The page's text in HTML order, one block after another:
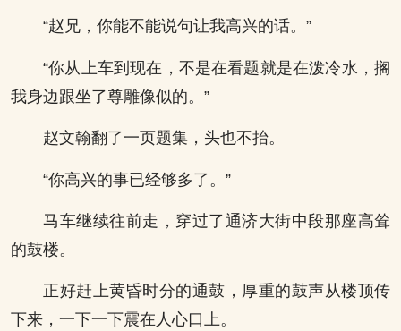
“赵兄，你能不能说句让我高兴的话。”
“你从上车到现在，不是在看题就是在泼冷水，搁
我身边跟坐了尊雕像似的。”
赵文翰翻了一页题集，头也不抬。
“你高兴的事已经够多了。”
马车继续往前走，穿过了通济大街中段那座高耸
的鼓楼。
正好赶上黄昏时分的通鼓，厚重的鼓声从楼顶传
下来，一下一下震在人心口上。